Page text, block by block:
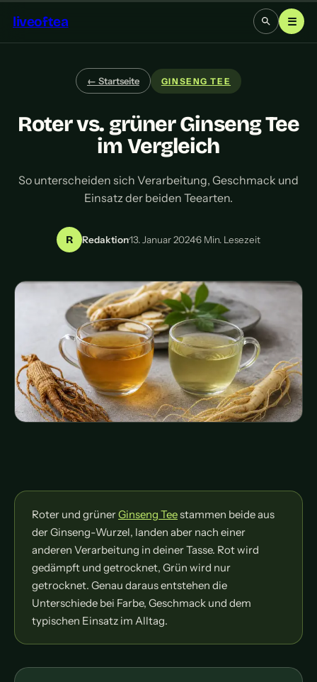
liveoftea ☰
← Startseite GINSENG TEE
Roter vs. grüner Ginseng Tee
im Vergleich
So unterscheiden sich Verarbeitung, Geschmack und
Einsatz der beiden Teearten.
R Redaktion·13. Januar 2024·6 Min. Lesezeit
Roter und grünerGinseng Teestammen beide aus
der Ginseng-Wurzel, landen aber nach einer
anderen Verarbeitung in deiner Tasse. Rot wird
gedämpft und getrocknet, Grün wird nur
getrocknet. Genau daraus entstehen die
Unterschiede bei Farbe, Geschmack und dem
typischen Einsatz im Alltag.